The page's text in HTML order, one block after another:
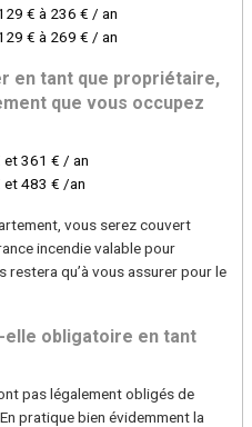
€ à 236 € / an
€ à 269 € / an
en tant que propriétaire,
que vous occupez
et 361 € / an
et 483 € /an
vous serez couvert
incendie valable pour
restera qu’à vous assurer pour le
elle obligatoire en tant
pas légalement obligés de
pratique bien évidemment la